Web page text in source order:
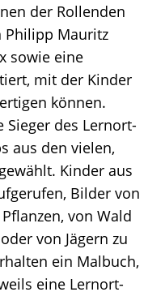
der Rollenden
Philipp Mauritz
sowie eine
mit der Kinder
können.
des Lernort-
aus den vielen,
Kinder aus
Bilder von
von Wald
von Jägern zu
ein Malbuch,
eine Lernort-